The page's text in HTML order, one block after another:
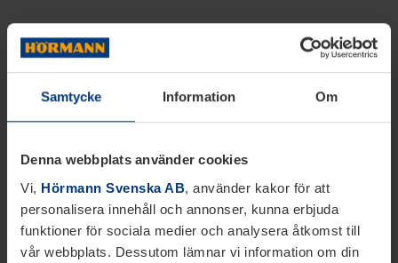
Samtycke Information Om
Denna webbplats använder cookies
Vi, Hörmann Svenska AB, använder kakor för att
personalisera innehåll och annonser, kunna erbjuda
funktioner för sociala medier och analysera åtkomst till
vår webbplats. Dessutom lämnar vi information om din